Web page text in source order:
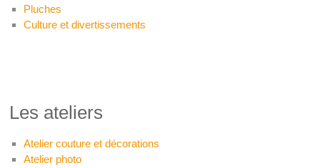
Pluches
Culture et divertissements
Les ateliers
Atelier couture et décorations
Atelier photo